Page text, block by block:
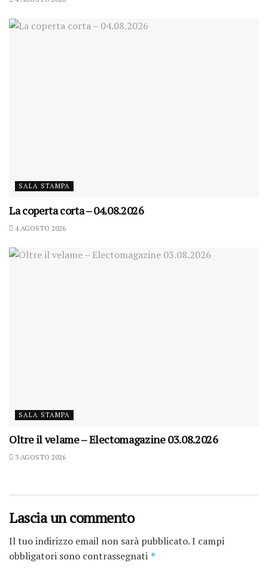
SALA STAMPA
La coperta corta – 04.08.2026
4 AGOSTO 2026
SALA STAMPA
Oltre il velame – Electomagazine 03.08.2026
3 AGOSTO 2026
Lascia un commento
Il tuo indirizzo email non sarà pubblicato.I campi
obbligatori sono contrassegnati *